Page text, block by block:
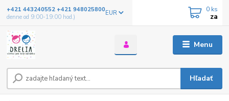
Menu
EUR
Hľadať
+421 443240552 +421 948025800
denne od 9:00-19:00 hod.)
0 ks
za